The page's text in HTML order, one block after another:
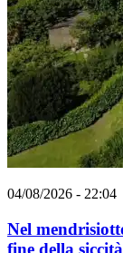
04/08/2026 - 22:04
Nel
fine della siccità